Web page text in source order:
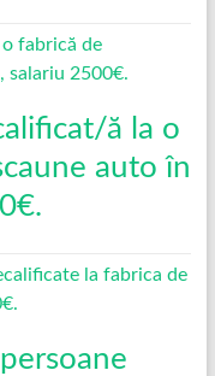
ă la o
auto în